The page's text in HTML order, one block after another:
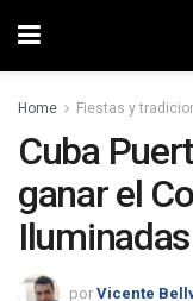
Home Fiestas y
Cuba
ganar el
por Vicente